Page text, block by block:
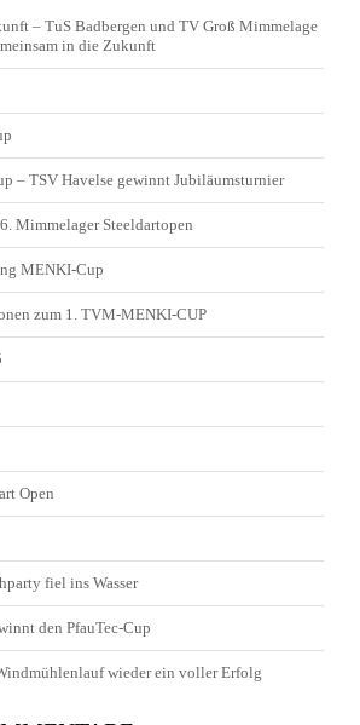
– TuS Badbergen und TV Groß Mimmelage
in die Zukunft
– TSV Havelse gewinnt Jubiläumsturnier
Mimmelager Steeldartopen
MENKI-Cup
zum 1. TVM-MENKI-CUP
Open
fiel ins Wasser
den PfauTec-Cup
wieder ein voller Erfolg